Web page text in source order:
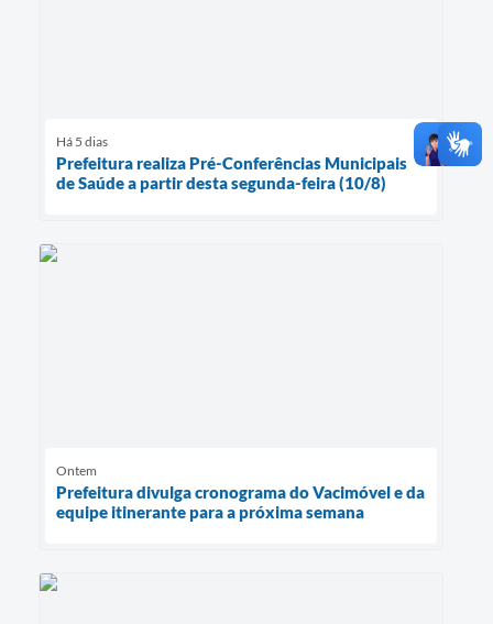
Há 5 dias
Prefeitura realiza Pré-Conferências Municipais
de Saúde a partir desta segunda-feira (10/8)
Ontem
Prefeitura divulga cronograma do Vacimóvel e da
equipe itinerante para a próxima semana